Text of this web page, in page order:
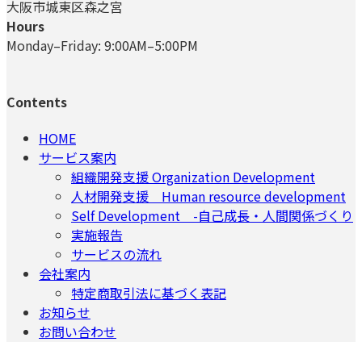
大阪市城東区森之宮
Hours
Monday–Friday: 9:00AM–5:00PM
Contents
HOME
サービス案内
組織開発支援 Organization Development
人材開発支援 Human resource development
Self Development -自己成長・人間関係づくり
実施報告
サービスの流れ
会社案内
特定商取引法に基づく表記
お知らせ
お問い合わせ